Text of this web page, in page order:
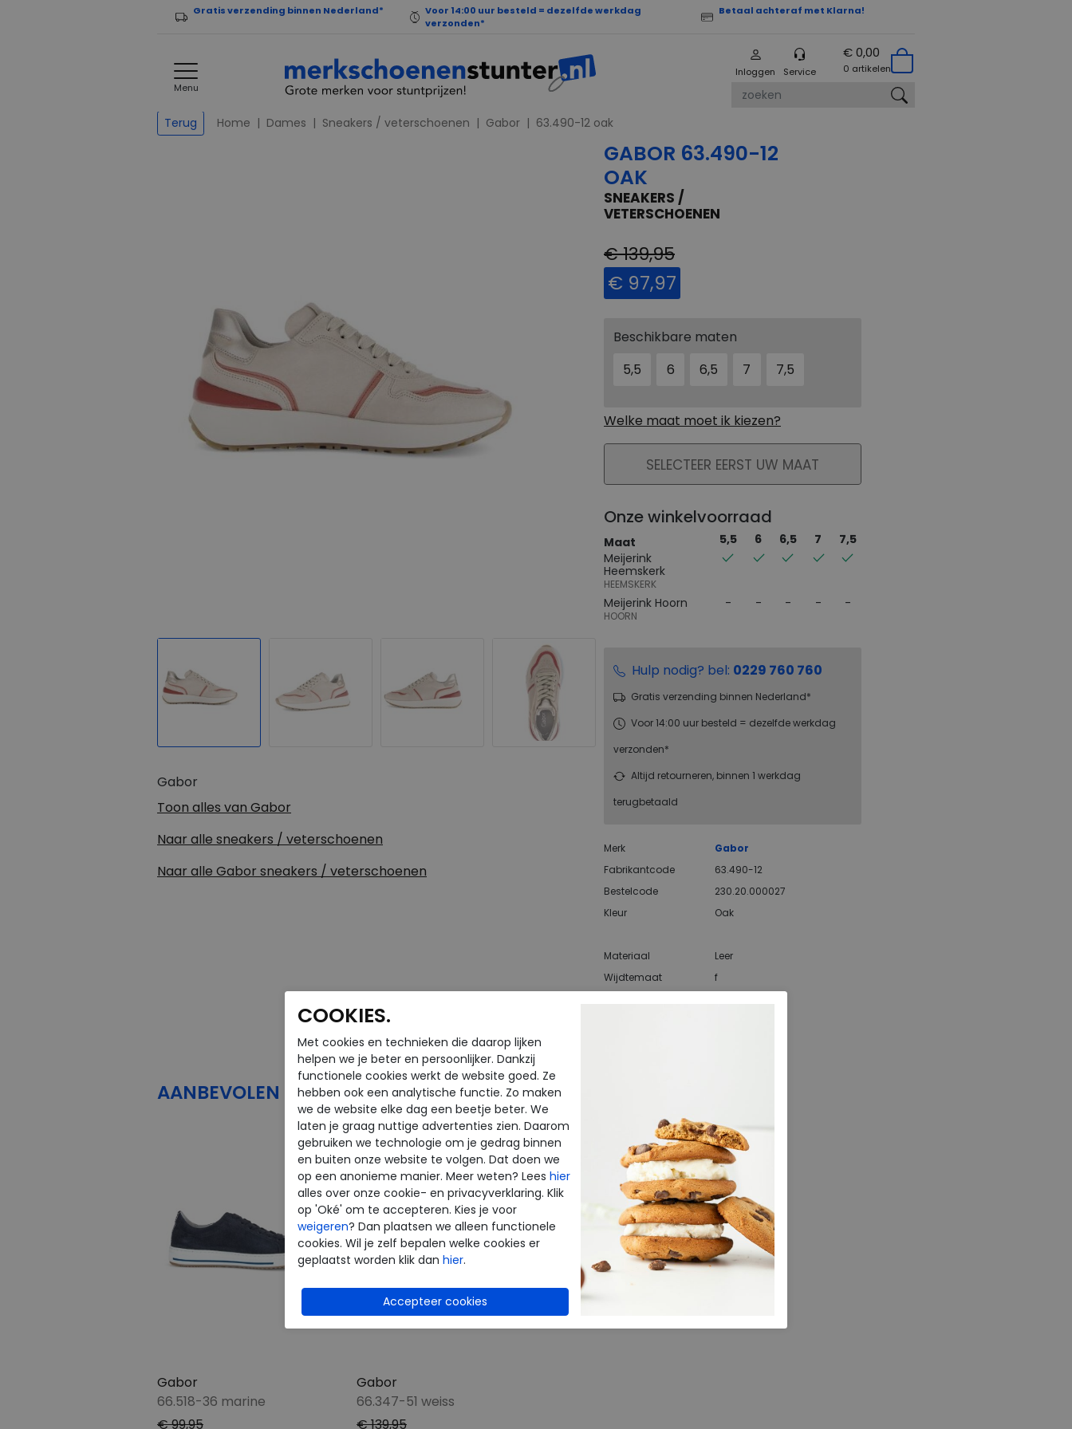
Gratis verzending binnen Nederland*
Voor 14:00 uur besteld = dezelfde werkdag
verzonden*
Betaal achteraf met Klarna!
Menu
Inloggen Service
€ 0,00
0 artikelen
Terug Home Dames Sneakers / veterschoenen Gabor 63.490-12 oak
Gabor
Toon alles van Gabor
Naar alle sneakers / veterschoenen
Naar alle Gabor sneakers / veterschoenen
GABOR 63.490-12
OAK
SNEAKERS /
VETERSCHOENEN
€ 139,95
€ 97,97
Beschikbare maten
5,5
6 6,5 7 7,5
Welke maat moet ik kiezen?
PLAATS IN WINKELMAND
SELECTEER EERST UW MAAT
Onze winkelvoorraad
Maat 5,5 6 6,5 7
7,5
Meijerink
Heemskerk
HEEMSKERK
Meijerink Hoorn
HOORN
Hulp nodig? bel: 0229 760 760
Gratis verzending binnen Nederland*
Voor 14:00 uur besteld = dezelfde werkdag
verzonden*
Altijd retourneren, binnen 1 werkdag
terugbetaald
Merk
Gabor
Fabrikantcode
63.490-12
Bestelcode
230.20.000027
Kleur
Oak
Materiaal
Leer
Wijdtemaat
f
AANBEVOLEN PRODUCTEN
Gabor
66.518-36 marine
€ 99,95
Gabor
66.347-51 weiss
€ 139,95
COOKIES.
Met cookies en technieken die daarop lijken
helpen we je beter en persoonlijker. Dankzij
functionele cookies werkt de website goed. Ze
hebben ook een analytische functie. Zo maken
we de website elke dag een beetje beter. We
laten je graag nuttige advertenties zien. Daarom
gebruiken we technologie om je gedrag binnen
en buiten onze website te volgen. Dat doen we
op een anonieme manier. Meer weten? Lees hier
alles over onze cookie- en privacyverklaring. Klik
op 'Oké' om te accepteren. Kies je voor
weigeren? Dan plaatsen we alleen functionele
cookies. Wil je zelf bepalen welke cookies er
geplaatst worden klik dan hier.